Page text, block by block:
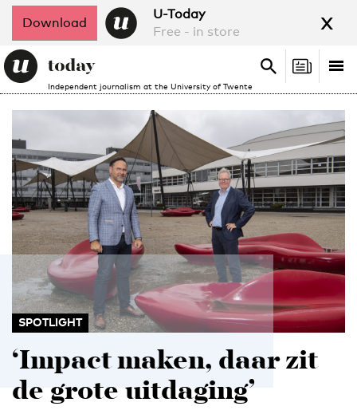
Download
U-Today
Free - in store
x
Independent journalism at the University of Twente
Search
Search
SPOTLIGHT
‘Impact maken, daar zit
de grote uitdaging’